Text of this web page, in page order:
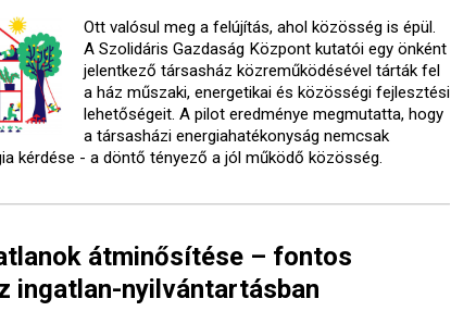
Ott valósul meg a felújítás, ahol közösség is épül.
A Szolidáris Gazdaság Központ kutatói egy önként
jelentkező társasház közreműködésével tárták fel
a ház műszaki, energetikai és közösségi fejlesztési
lehetőségeit. A pilot eredménye megmutatta, hogy
a társasházi energiahatékonyság nemcsak
kérdése - a döntő tényező a jól működő közösség.
átminősítése – fontos
ingatlan-nyilvántartásban